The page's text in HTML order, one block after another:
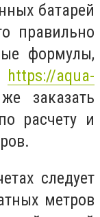
батарей
правильно
формулы,
https://aqua-
заказать
расчету и
следует
метров